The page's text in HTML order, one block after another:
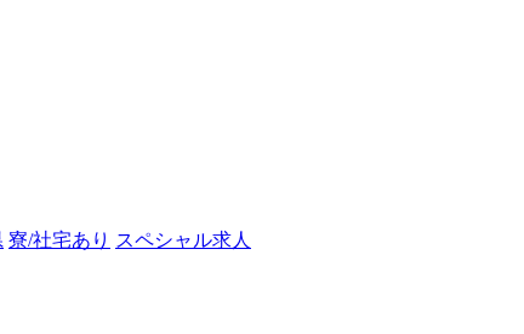
寮/社宅あり スペシャル求人